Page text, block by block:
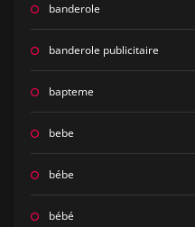
banderole
banderole publicitaire
bapteme
bebe
bébe
bébé